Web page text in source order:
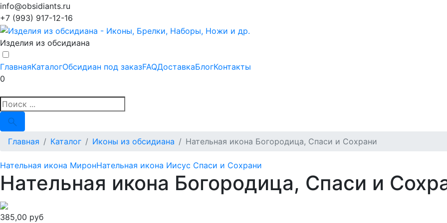
info@obsidiants.ru
+7 (993) 917-12-16
Изделия из обсидиана
ГлавнаяКаталогОбсидиан под заказFAQДоставкаБлогКонтакты
0
Главная Каталог Иконы из обсидиана Нательная икона Богородица, Спаси и Сохрани
Нательная икона МиронНательная икона Иисус Спаси и Сохрани
Нательная икона Богородица, Спаси и
385,00 руб